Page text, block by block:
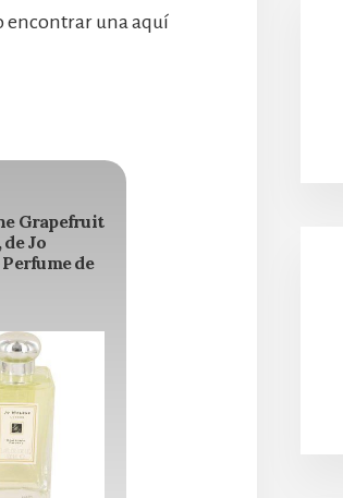
encontrar una aquí
Grapefruit
Jo
Perfume de